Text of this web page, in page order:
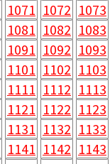
1071 1072 1073
1081 1082 1083
1091 1092 1093
1101 1102 1103
1111 1112 1113
1121 1122 1123
1131 1132 1133
1141 1142 1143